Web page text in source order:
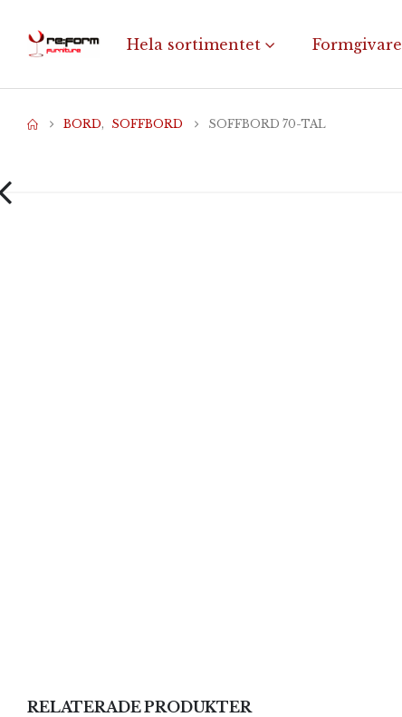
Hela sortimentet Formgivare
BORD, SOFFBORD SOFFBORD 70-TAL
RELATERADE PRODUKTER